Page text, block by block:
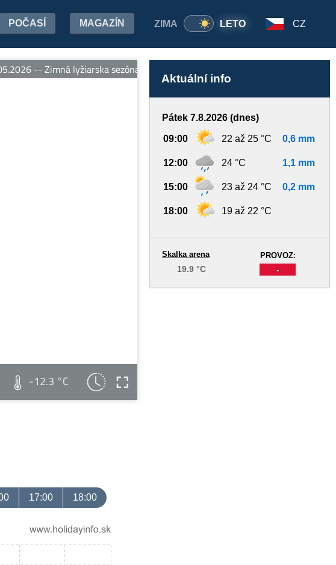
ZIMA LETO
POČASÍ MAGAZÍN CZ
-- Zimná lyžiarska sezóna 2025/2026 je UKONČENÁ. Ďakujeme za Vašu
-12.3 °C
Aktuální info
Pátek 7.8.2026 (dnes)
09:00 22 až 25 °C 0,6 mm
12:00 24 °C 1,1 mm
15:00 23 až 24 °C 0,2 mm
18:00 19 až 22 °C
PROVOZ:
-
Skalka arena
19.9 °C
17:00 18:00